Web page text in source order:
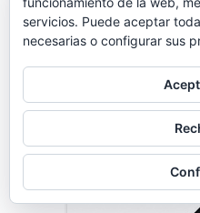
CISO, experto en
Redes.
servicios. Puede aceptar
necesarias o configurar sus